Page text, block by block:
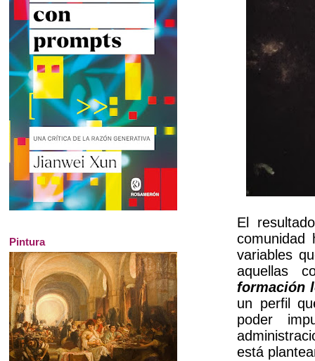
El
comunidad
variables
aquellas
formación
un perfil
poder
está
Pintura